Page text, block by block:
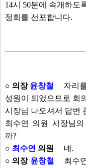
14시 50분에 속개하도
정회를 선포합니다.
○ 의장 윤창철
자리
성원이 되었으므로 회
시장님 나오셔서 답변
최수연 의원 시장님
까?
○ 최수연 의원
네.
○ 의장 윤창철
최수